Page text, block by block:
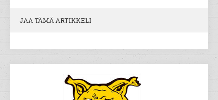
JAA TÄMÄ ARTIKKELI